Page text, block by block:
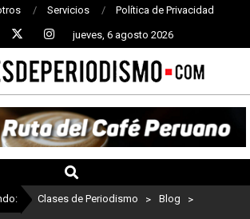
Servicios Política de Privacidad
jueves, 6 agosto 2026
Clases de Periodismo > Blog >